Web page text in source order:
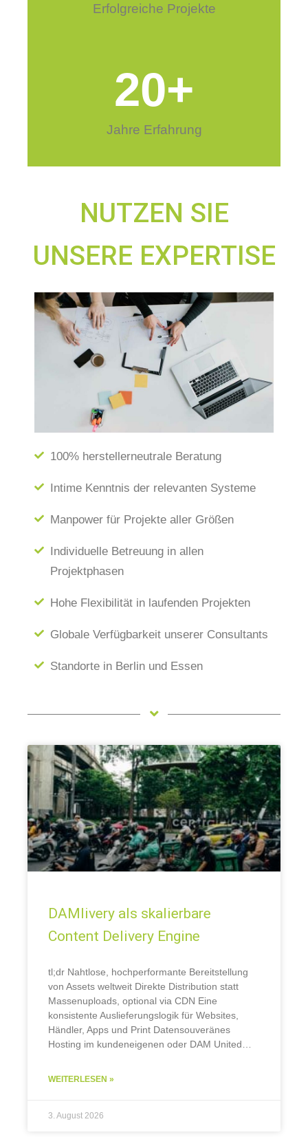
Erfolgreiche Projekte
Jahre Erfahrung
20+
NUTZEN SIE
UNSERE EXPERTISE
100% herstellerneutrale Beratung
Intime Kenntnis der relevanten Systeme
Manpower für Projekte aller Größen
Individuelle Betreuung in allen
Projektphasen
Hohe Flexibilität in laufenden Projekten
Globale Verfügbarkeit unserer Consultants
Standorte in Berlin und Essen
DAMlivery als skalierbare
Content Delivery Engine
tl;dr Nahtlose, hochperformante Bereitstellung
von Assets weltweit Direkte Distribution statt
Massenuploads, optional via CDN Eine
konsistente Auslieferungslogik für Websites,
Händler, Apps und Print Datensouveränes
Hosting im kundeneigenen oder DAM United
entscheidend ist. Große Unternehmen betreiben
werden
WEITERLESEN »
3. August 2026